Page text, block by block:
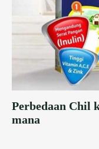
Perbedaan Chil
mana